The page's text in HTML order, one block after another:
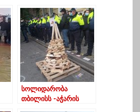
სოლიდარობა
თბილისს -აჭარის